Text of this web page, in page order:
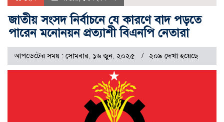
জাতীয় সংসদ নির্বাচনে যে কারণে বাদ পড়তে
পারেন মনোনয়ন প্রত্যাশী বিএনপি নেতারা
আপডেটের সময় : সোমবার, ১৬ জুন, ২০২৫ ২০৯ দেখা হয়েছে